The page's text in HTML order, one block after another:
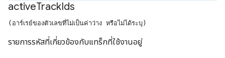
activeTrackIds
(อาร์เรย์ของตัวเลขที่ไม่เป็นค่าว่าง หรือไม่ได้ระบุ)
รายการรหัสที่เกี่ยวข้องกับแทร็กที่ใช้งานอยู่